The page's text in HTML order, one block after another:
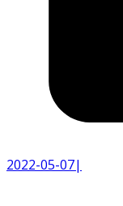
2022-05-07|